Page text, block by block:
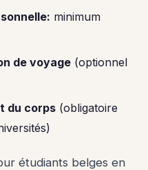
minimum
de voyage (optionnel
du corps (obligatoire
étudiants belges en